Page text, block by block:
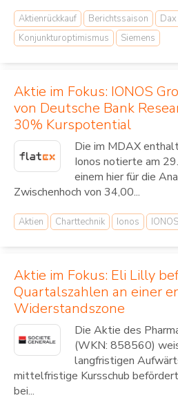
Aktienrückkauf Berichtssaison Dax
Konjunkturoptimismus
Siemens
Aktie im Fokus: IONOS
von Deutsche Bank
30% Kurspotential
Die im MDAX
Ionos notierte am
einem hier für die
Zwischenhoch von 34,00...
Aktien Charttechnik Ionos
Aktie im Fokus: Eli Lilly
Quartalszahlen an einer
Widerstandszone
Die Aktie des
(WKN: 858560)
langfristigen
mittelfristige Kursschub
bei...